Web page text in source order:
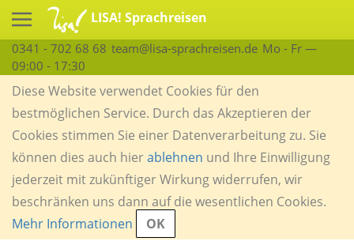
LISA! Sprachreisen
0341 - 702 68 68 team@lisa-sprachreisen.de Mo - Fr —
09:00 - 17:30
Diese Website verwendet Cookies für den
bestmöglichen Service. Durch das Akzeptieren der
Cookies stimmen Sie einer Datenverarbeitung zu. Sie
können dies auch hierablehnen und Ihre Einwilligung
jederzeit mit zukünftiger Wirkung widerrufen, wir
beschränken uns dann auf die wesentlichen Cookies.
Mehr Informationen
OK